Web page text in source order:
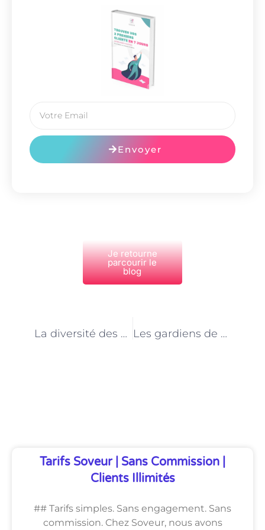
Envoyer
Je retourne
parcourir le
blog
La diversité des animaux du zoo de Paris : un défi pour les gardiens Les gardiens de zoo à Paris : des passionnés au service des animaux
Tarifs Soveur | Sans Commission |
Clients Illimités
## Tarifs simples. Sans engagement. Sans
commission. Chez Soveur, nous avons